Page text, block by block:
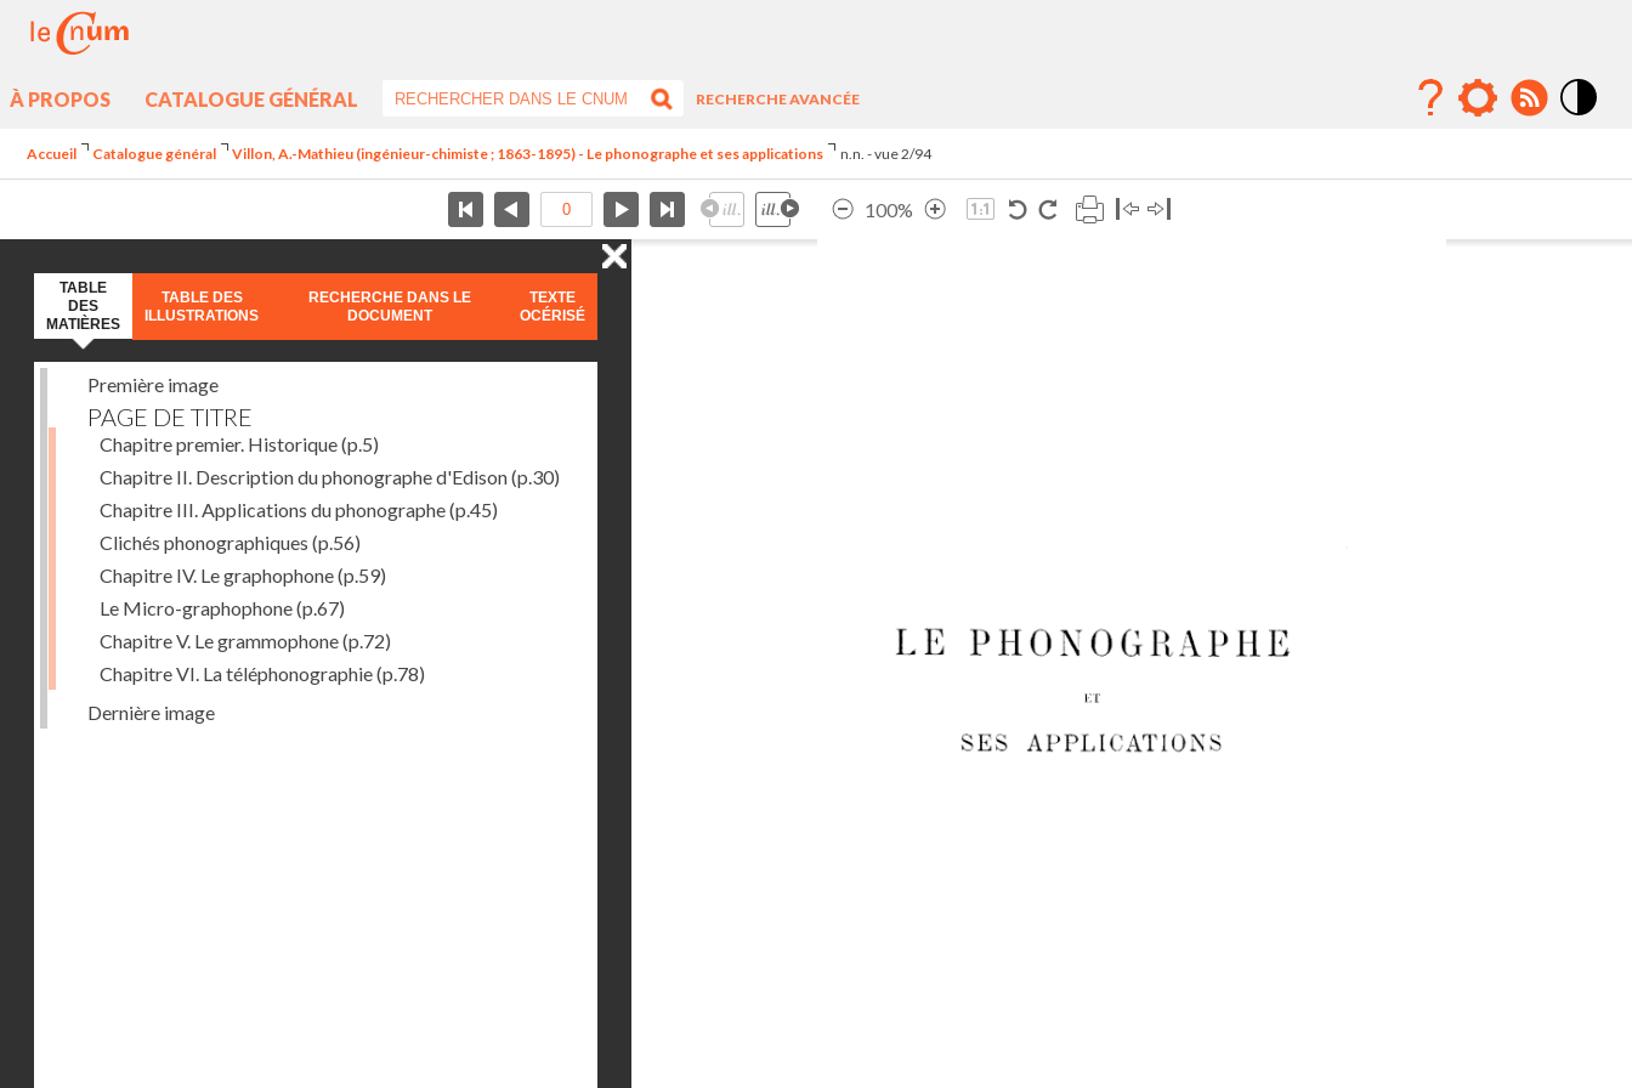
À PROPOS CATALOGUE GÉNÉRAL
RECHERCHE AVANCÉE
Accueil Catalogue général Villon, A.-Mathieu (ingénieur-chimiste ; 1863-1895) - Le phonographe et ses applications n.n. - vue 2/94
100%
TABLE
DES
MATIÈRES
TABLE DES
ILLUSTRATIONS
RECHERCHE DANS LE
DOCUMENT
TEXTE
OCÉRISÉ
Première image
PAGE DE TITRE
Chapitre premier. Historique(p.5)
Chapitre II. Description du phonographe d'Edison(p.30)
Chapitre III. Applications du phonographe(p.45)
Clichés phonographiques (p.56)
Chapitre IV. Le graphophone(p.59)
Le Micro-graphophone(p.67)
Chapitre V. Le grammophone(p.72)
Chapitre VI. La téléphonographie(p.78)
Dernière image